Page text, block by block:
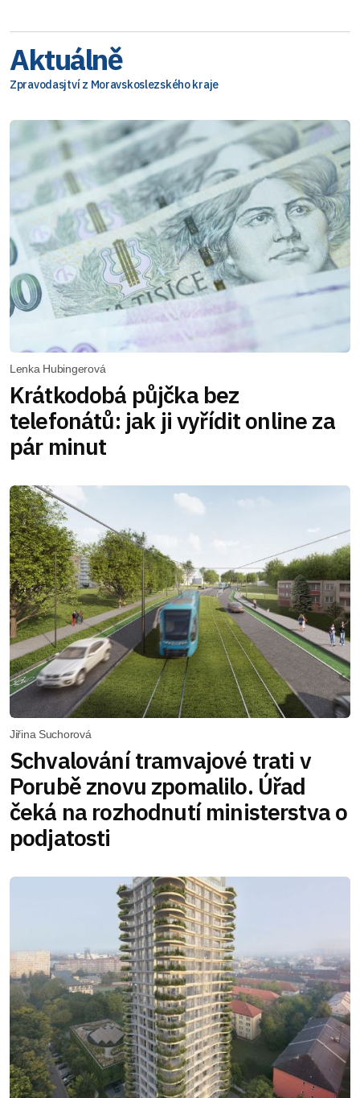
Aktuálně
Zpravodasjtví z Moravskoslezského kraje
Lenka Hubingerová
Krátkodobá půjčka bez
telefonátů: jak ji vyřídit online za
pár minut
Jiřina Suchorová
Schvalování tramvajové trati v
Porubě znovu zpomalilo. Úřad
čeká na rozhodnutí ministerstva o
podjatosti